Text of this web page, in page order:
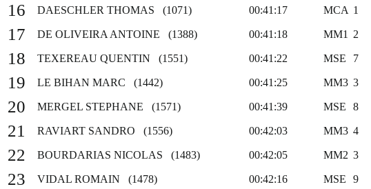
16 DAESCHLER THOMAS (1071) 00:41:17 MCA 1
17 DE OLIVEIRA ANTOINE (1388) 00:41:18 MM1 2
18 TEXEREAU QUENTIN (1551) 00:41:22 MSE 7
19 LE BIHAN MARC (1442) 00:41:25 MM3 3
20 MERGEL STEPHANE (1571) 00:41:39 MSE 8
21 RAVIART SANDRO (1556) 00:42:03 MM3 4
22 BOURDARIAS NICOLAS (1483) 00:42:05 MM2 3
23 VIDAL ROMAIN (1478) 00:42:16 MSE 9